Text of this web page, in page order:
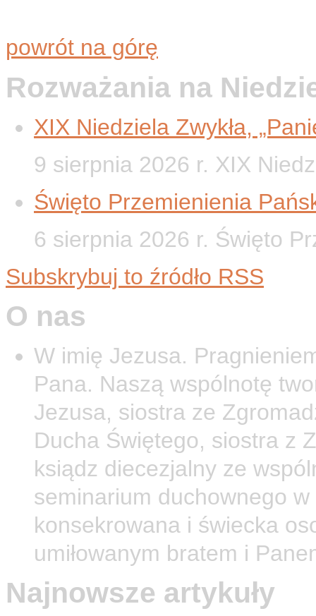
powrót na górę
Rozważania na
XIX Niedziela Zwykła,
9 sierpnia 2026 r. XIX
Święto Przemienienia
6 sierpnia 2026 r. Święto
Subskrybuj to źródło RSS
O nas
W imię Jezusa.
Pana. Naszą wspólnotę
Jezusa, siostra ze
Ducha Świętego, siostra z
ksiądz diecezjalny ze
seminarium duchownego
konsekrowana i świecka
umiłowanym bratem i
Najnowsze artykuły